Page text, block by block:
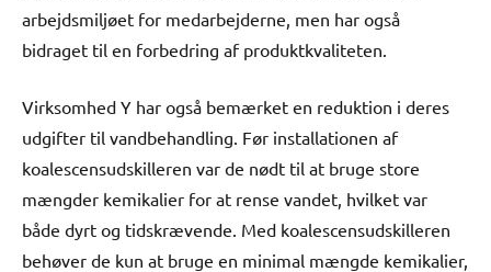
arbejdsmiljøet for medarbejderne, men har også
bidraget til en forbedring af produktkvaliteten.
Virksomhed Y har også bemærket en reduktion i deres
udgifter til vandbehandling. Før installationen af
koalescensudskilleren var de nødt til at bruge store
mængder kemikalier for at rense vandet, hvilket var
både dyrt og tidskrævende. Med koalescensudskilleren
behøver de kun at bruge en minimal mængde kemikalier,